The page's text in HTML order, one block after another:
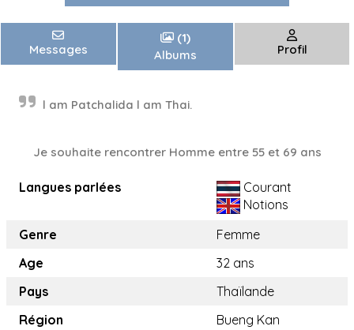
Messages
(1)
Albums
Profil
l am Patchalida l am Thai.
Je souhaite rencontrer Homme entre 55 et 69 ans
Langues parlées
Courant
Notions
Genre
Femme
Age
32 ans
Pays
Thaïlande
Région
Bueng Kan